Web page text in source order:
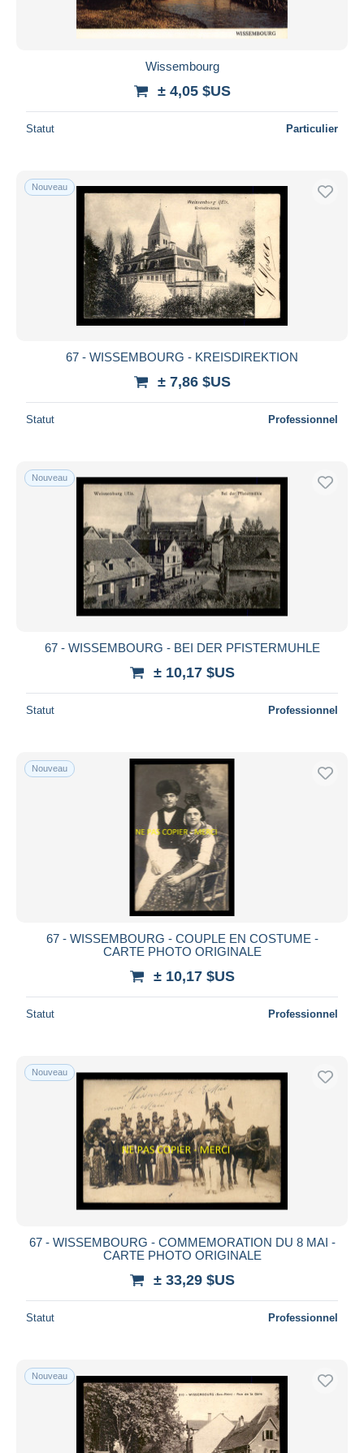
Wissembourg
± 4,05 $US
Statut Particulier
Nouveau
67 - WISSEMBOURG - KREISDIREKTION
± 7,86 $US
Statut Professionnel
Nouveau
67 - WISSEMBOURG - BEI DER PFISTERMUHLE
± 10,17 $US
Statut Professionnel
Nouveau
67 - WISSEMBOURG - COUPLE EN COSTUME -
CARTE PHOTO ORIGINALE
± 10,17 $US
Statut Professionnel
Nouveau
67 - WISSEMBOURG - COMMEMORATION DU 8 MAI -
CARTE PHOTO ORIGINALE
± 33,29 $US
Statut Professionnel
Nouveau